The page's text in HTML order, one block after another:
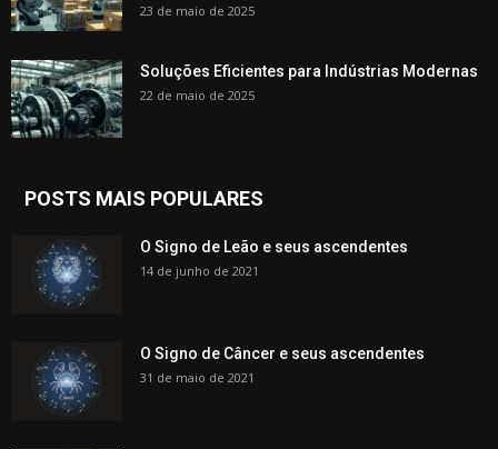
23 de maio de 2025
Soluções Eficientes para Indústrias Modernas
22 de maio de 2025
POSTS MAIS POPULARES
O Signo de Leão e seus ascendentes
14 de junho de 2021
O Signo de Câncer e seus ascendentes
31 de maio de 2021